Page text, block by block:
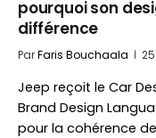
pourquoi son
différence
ParFaris Bouchaala
Jeep reçoit le Car
Brand Design
pour la cohérence